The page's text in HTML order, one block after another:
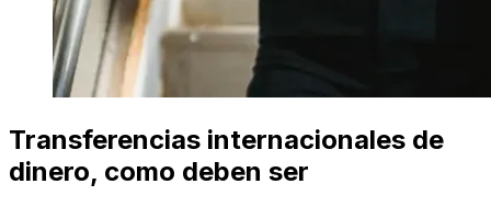
Transferencias internacionales de
dinero, como deben ser